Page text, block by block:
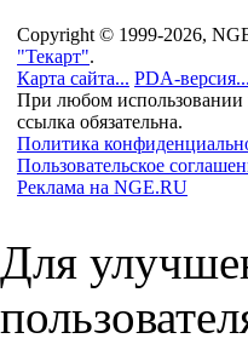
Copyright © 1999-2026,
"Текарт".
Карта сайта... PDA-версия...
При любом использовании
ссылка обязательна.
Политика
Пользовательское
Реклама на NGE.RU
Для